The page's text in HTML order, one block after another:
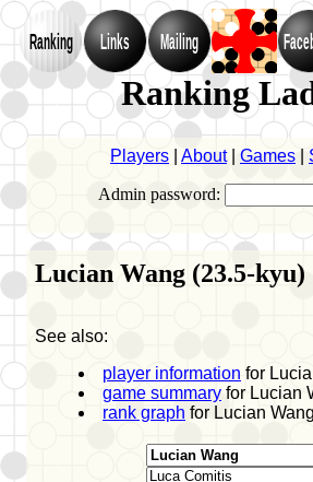
Ranking Links Mailing
Ranking
Players About| Games
Admin password:
Lucian Wang (23.5-kyu)
See also:
player information for
game summary for Lucian
rank graph for Lucian